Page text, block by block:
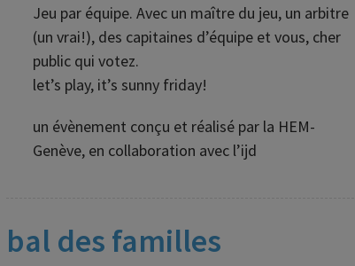
Jeu par équipe. Avec un maître du jeu, un arbitre
(un vrai!), des capitaines d’équipe et vous, cher
public qui votez.
let’s play, it’s sunny friday!
un évènement conçu et réalisé par la HEM-
Genève, en collaboration avec l’ijd
bal des familles